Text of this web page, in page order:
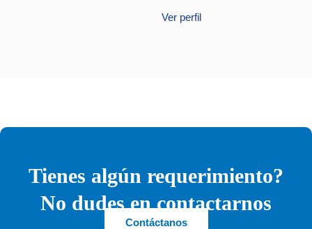
Ver perfil
Tienes algún requerimiento?
No dudes en contactarnos
Contáctanos